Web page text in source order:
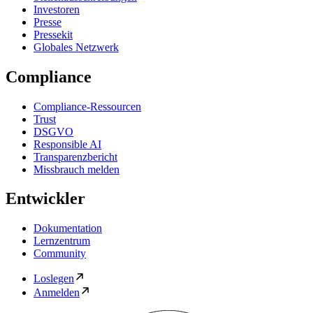
Investoren
Presse
Pressekit
Globales Netzwerk
Compliance
Compliance-Ressourcen
Trust
DSGVO
Responsible AI
Transparenzbericht
Missbrauch melden
Entwickler
Dokumentation
Lernzentrum
Community
Loslegen
Anmelden